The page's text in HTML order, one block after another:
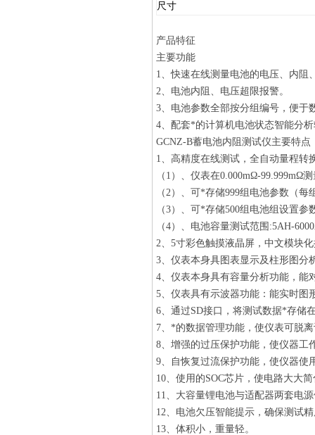
尺寸
产品特征
主要功能
1、快速在线测量电池的电压、内阻
2、电池内阻、电压超限报警。
3、电池参数全部按分组编号，便于
4、配套*的计算机电池状态智能分
GCNZ-B蓄电池内阻测试仪主要特点
1、高精度在线测试，全自动量程转
（1）、仪表在0.000mΩ-99.999mΩ
（2）、可*存储999组电池参数（每
（3）、可*存储500组电池组设置参
（4）、电池容量测试范围:5AH-
2、5寸彩色触摸液晶屏，中文模块
3、仪表本身具图表显示及柱形图分
4、仪表本身具有容量分析功能，能
5、仪表具有示波器功能：能实时图
6、通过SD接口，将测试数据*存储
7、*的数据管理功能，使仪表可脱
8、增强的过压保护功能，使仪器工
9、自恢复过流保护功能，使仪器使
10、使用的SOC芯片，使电路大大
11、大容量锂电池与适配器两套电
12、电池欠压智能提示，确保测试
13、体积小，重量轻。